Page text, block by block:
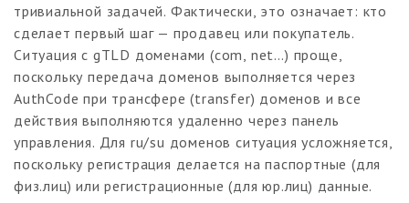
тривиальной задачей. Фактически, это означает: кто
сделает первый шаг — продавец или покупатель.
Ситуация с gTLD доменами (com, net…) проще,
поскольку передача доменов выполняется через
AuthCode при трансфере (transfer) доменов и все
действия выполняются удаленно через панель
управления. Для ru/su доменов ситуация усложняется,
поскольку регистрация делается на паспортные (для
физ.лиц) или регистрационные (для юр.лиц) данные.